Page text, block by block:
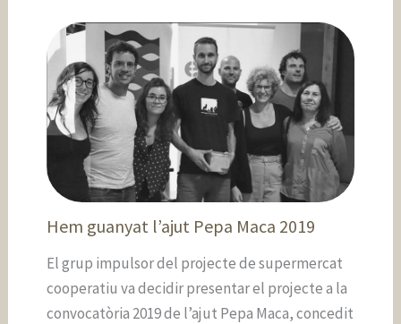
Hem guanyat l’ajut Pepa Maca 2019
El grup impulsor del projecte de supermercat
cooperatiu va decidir presentar el projecte a la
convocatòria 2019 de l’ajut Pepa Maca, concedit